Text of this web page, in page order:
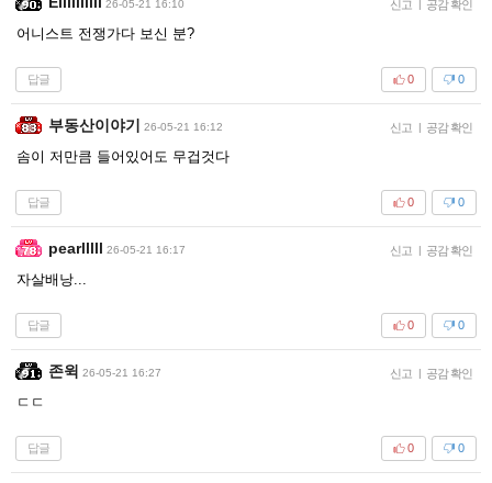
26-05-21 16:10 신고 | 공감 확인
어니스트 전쟁가다 보신 분?
답글 0
0
부동산이야기 26-05-21 16:12 신고 | 공감 확인
솜이 저만큼 들어있어도 무겁것다
답글 0
0
pearlllll 26-05-21 16:17 신고 | 공감 확인
자살배낭...
답글 0
0
존윅 26-05-21 16:27 신고 | 공감 확인
ㄷㄷ
답글 0
0